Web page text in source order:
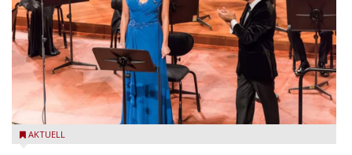
Estate Musicale del Garda: Salò ehrt Nino Rota
AKTUELL